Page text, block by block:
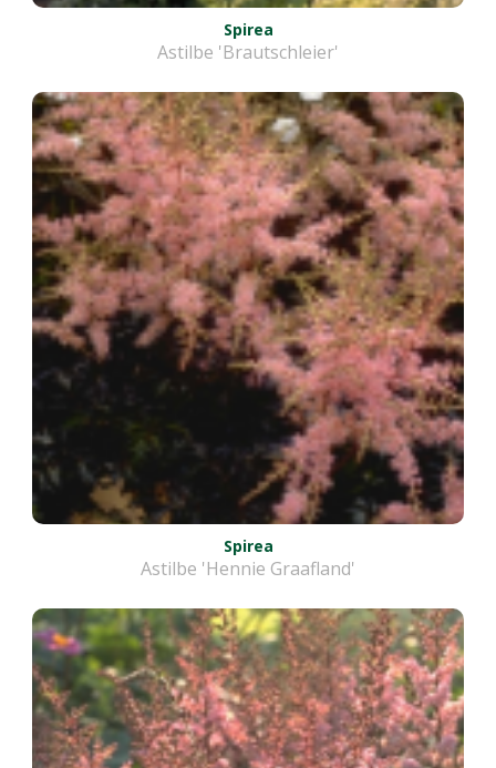
Spirea
Astilbe 'Brautschleier'
Spirea
Astilbe 'Hennie Graafland'